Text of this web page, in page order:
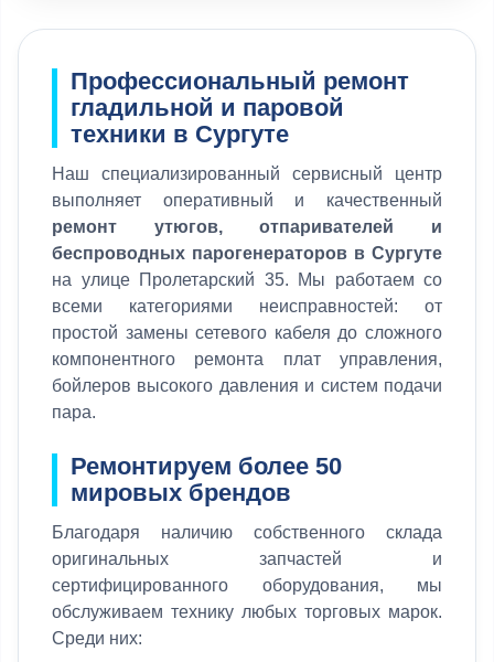
Профессиональный ремонт
гладильной и паровой
техники в Сургуте
Наш специализированный сервисный центр
выполняет оперативный и качественный
ремонт утюгов, отпаривателей и
беспроводных парогенераторов в Сургуте
на улице Пролетарский 35. Мы работаем со
всеми категориями неисправностей: от
простой замены сетевого кабеля до сложного
компонентного ремонта плат управления,
бойлеров высокого давления и систем подачи
пара.
Ремонтируем более 50
мировых брендов
Благодаря наличию собственного склада
оригинальных запчастей и
сертифицированного оборудования, мы
обслуживаем технику любых торговых марок.
Среди них: